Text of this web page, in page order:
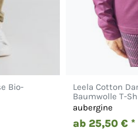
Bio-
Leela Cotton
Baumwolle T-
aubergine
ab 25,50 € *